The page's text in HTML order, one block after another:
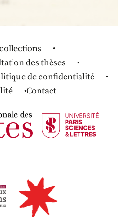
des thèses
de confidentialité
Contact